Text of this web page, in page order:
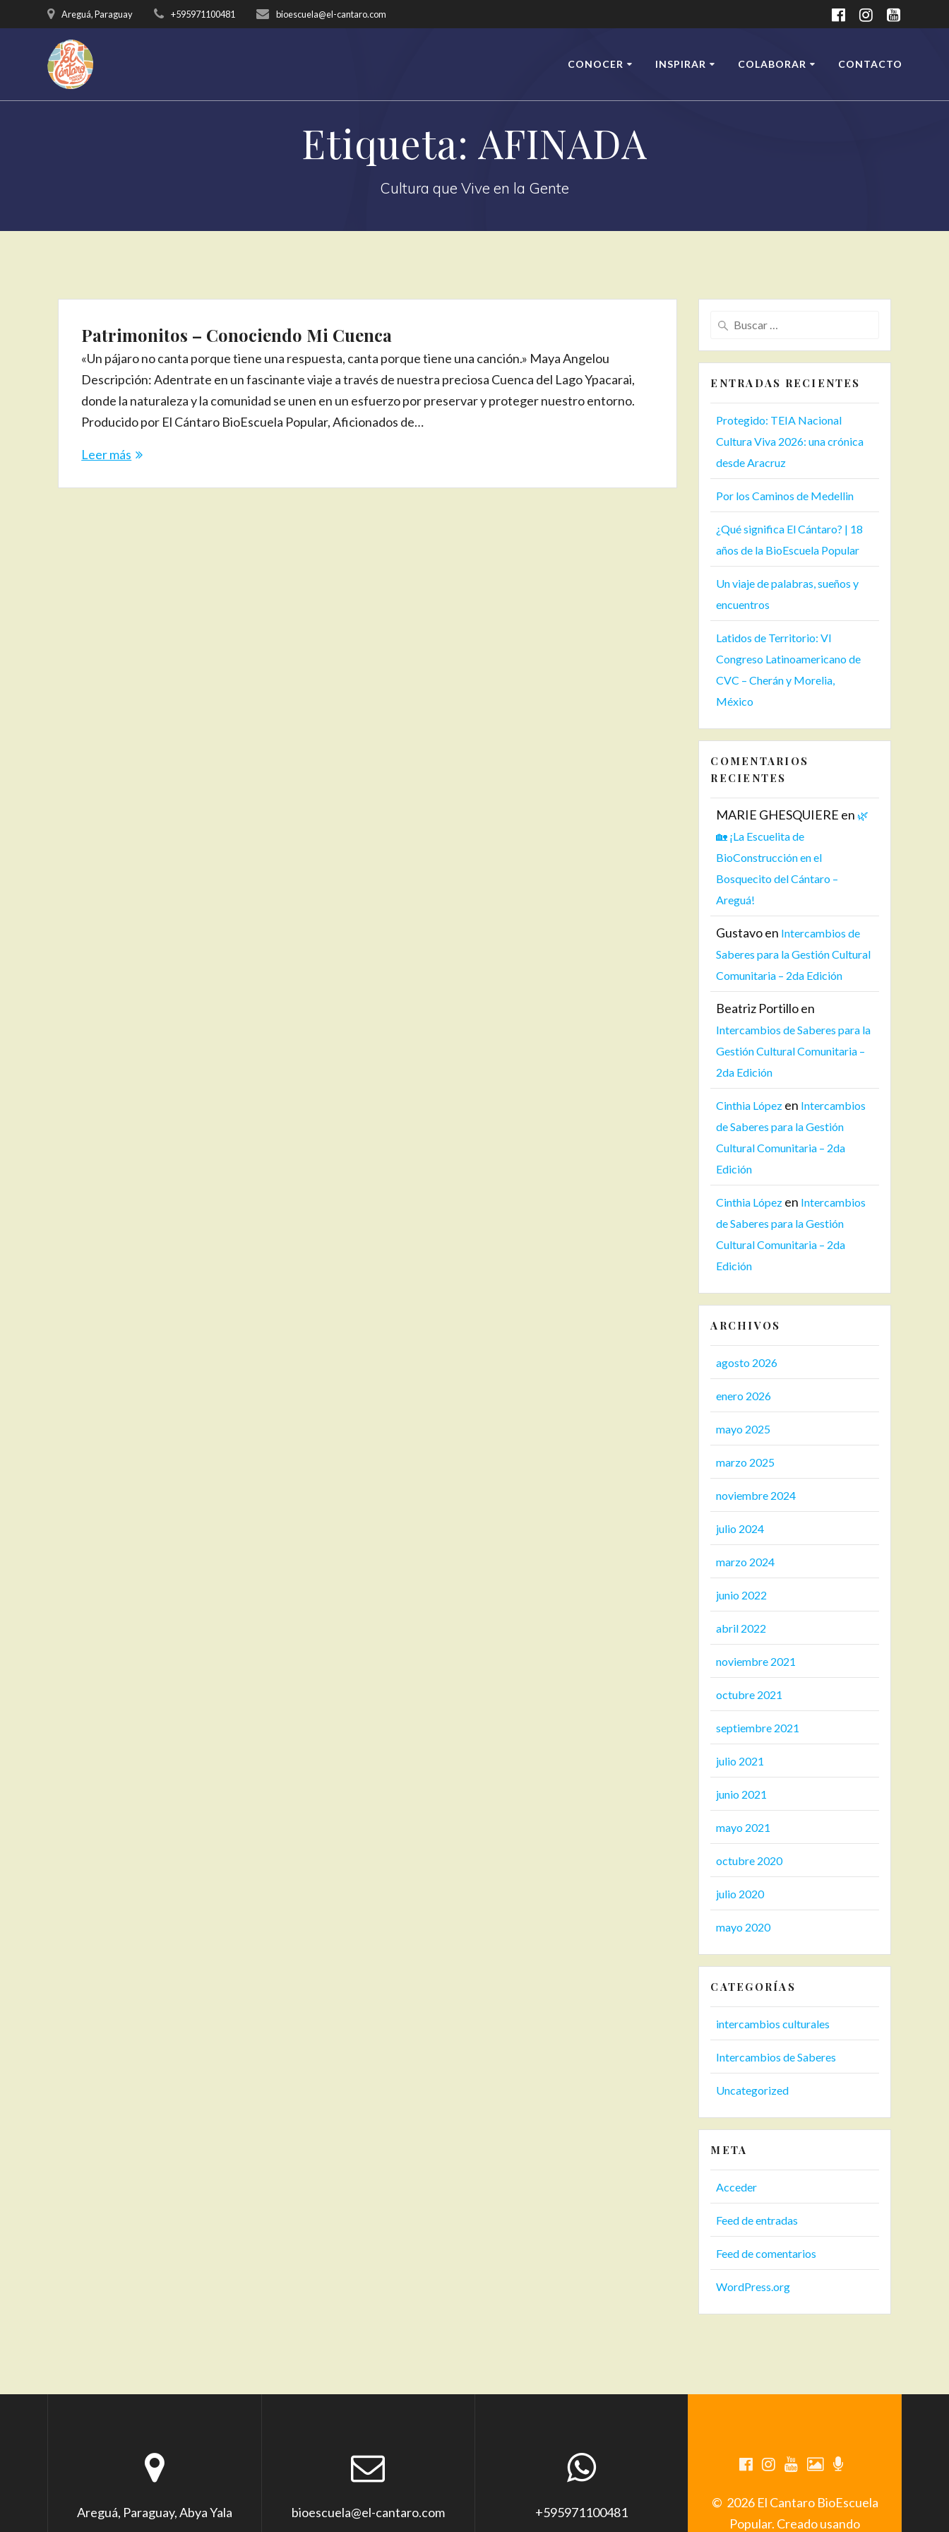
al
contenido
Areguá, Paraguay +595971100481 bioescuela@el-cantaro.com
CONOCER INSPIRAR COLABORAR CONTACTO
Etiqueta: AFINADA
Cultura que Vive en la Gente
Patrimonitos – Conociendo Mi Cuenca
«Un pájaro no canta porque tiene una respuesta, canta porque tiene una canción.» Maya Angelou
Descripción: Adentrate en un fascinante viaje a través de nuestra preciosa Cuenca del Lago Ypacarai,
donde la naturaleza y la comunidad se unen en un esfuerzo por preservar y proteger nuestro entorno.
Producido por El Cántaro BioEscuela Popular, Aficionados de…
Leer más
Buscar:
ENTRADAS RECIENTES
Protegido: TEIA Nacional
Cultura Viva 2026: una crónica
desde Aracruz
Por los Caminos de Medellin
¿Qué significa El Cántaro? | 18
años de la BioEscuela Popular
Un viaje de palabras, sueños y
encuentros
Latidos de Territorio: VI
Congreso Latinoamericano de
CVC – Cherán y Morelia,
México
COMENTARIOS
RECIENTES
MARIE GHESQUIERE en 🌿
🏡 ¡La Escuelita de
BioConstrucción en el
Bosquecito del Cántaro –
Areguá!
Gustavoen Intercambios de
Saberes para la Gestión Cultural
Comunitaria – 2da Edición
Beatriz Portilloen
Intercambios de Saberes para la
Gestión Cultural Comunitaria –
2da Edición
Cinthia López en Intercambios
de Saberes para la Gestión
Cultural Comunitaria – 2da
Edición
Cinthia López en Intercambios
de Saberes para la Gestión
Cultural Comunitaria – 2da
Edición
ARCHIVOS
agosto 2026
enero 2026
mayo 2025
marzo 2025
noviembre 2024
julio 2024
marzo 2024
junio 2022
abril 2022
noviembre 2021
octubre 2021
septiembre 2021
julio 2021
junio 2021
mayo 2021
octubre 2020
julio 2020
mayo 2020
CATEGORÍAS
intercambios culturales
Intercambios de Saberes
Uncategorized
META
Acceder
Feed de entradas
Feed de comentarios
WordPress.org
Areguá, Paraguay, Abya Yala bioescuela@el-cantaro.com +595971100481
© 2026 El Cantaro BioEscuela
Popular. Creado usando